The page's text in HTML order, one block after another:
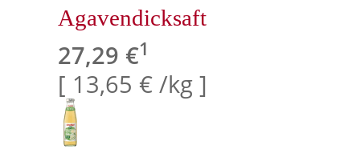
Agavendicksaft
27,29 €1
[ 13,65 € /kg ]